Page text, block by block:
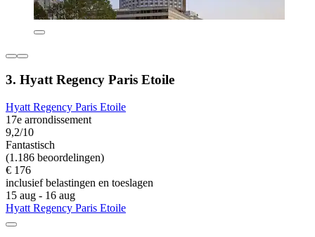
3. Hyatt Regency Paris Etoile
Hyatt Regency Paris Etoile
17e arrondissement
9,2/10
Fantastisch
(1.186 beoordelingen)
€ 176
inclusief belastingen en toeslagen
15 aug - 16 aug
Hyatt Regency Paris Etoile